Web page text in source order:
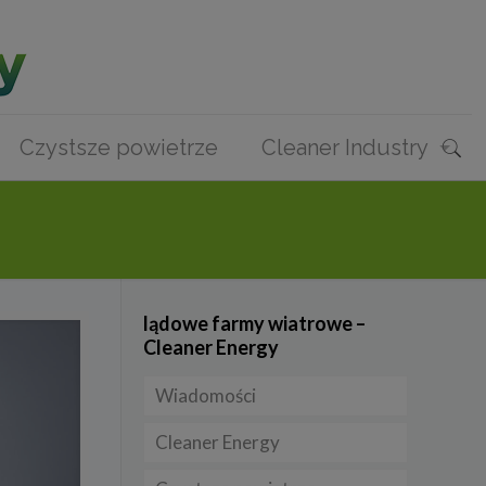
Czystsze powietrze Cleaner Industry
lądowe farmy wiatrowe –
Cleaner Energy
Wiadomości
Firmy
Cleaner Energy